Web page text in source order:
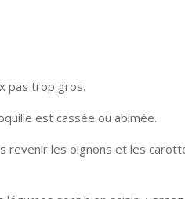
pas trop gros.
est cassée ou abimée.
revenir les oignons et les